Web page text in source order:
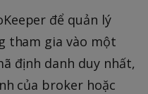
để quản lý
tham gia vào một
định danh duy nhất,
của broker hoặc